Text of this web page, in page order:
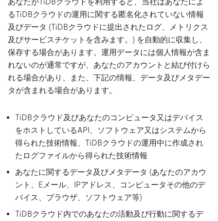
るTiDBクラウドの運用に関する匿名化されていない情報
及びデータ (TiDBクラウドに提出されたログ、メトリクス
及びサービスチケットを含みます。) を自動的に収集し、
保存する場合があります。運用データには個人情報が含ま
れないのが通常ですが、あなたのアカウントと結び付けら
れる場合があり、また、下記の情報、データ及びメタデー
タが含まれる場合があります。
TiDBクラウド及びあなたのコンピュータ又はデバイス
をホストしているAPI、ソフトウェア又はシステムから
得られた技術情報、TiDBクラウドの運用中に作成され
たログファイルから得られた技術情報
あなたに関するデータ及びメタデータ (あなたのアカウ
ント、Eメール、IPアドレス、コンピュータその他のデ
バイス、ブラウザ、ソフトウェア等)
TiDBクラウド内でのあなたの活動及び行動に関するデ